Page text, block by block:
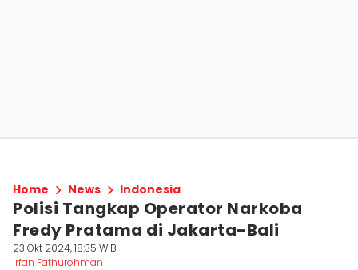
Home News Indonesia
Polisi Tangkap Operator Narkoba
Fredy Pratama di Jakarta-Bali
23 Okt 2024, 18:35 WIB
Irfan Fathurohman